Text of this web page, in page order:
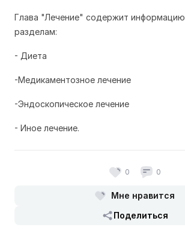
Глава "Лечение" содержит
разделам:
- Диета
-Медикаментозное лечение
-Эндоскопическое лечение
- Иное лечение.
0 0
Мне нравится
Поделиться